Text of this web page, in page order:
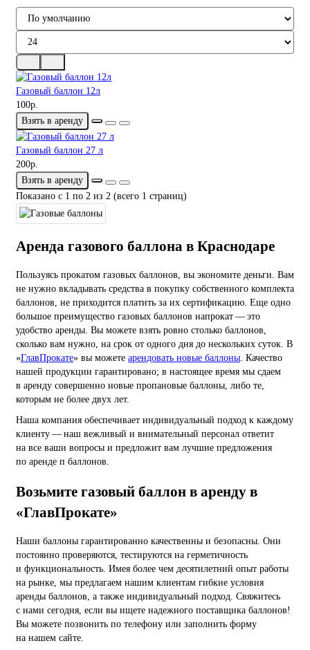
Газовый баллон 12л
100р.
Взять в аренду
Газовый баллон 27 л
200р.
Взять в аренду
Показано с 1 по 2 из 2 (всего 1 страниц)
Аренда газового баллона в Краснодаре
Пользуясь прокатом газовых баллонов, вы экономите деньги. Вам
не нужно вкладывать средства в покупку собственного комплекта
баллонов, не приходится платить за их сертификацию. Еще одно
большое преимущество газовых баллонов напрокат — это
удобство аренды. Вы можете взять ровно столько баллонов,
сколько вам нужно, на срок от одного дня до нескольких суток. В
«ГлавПрокате» вы можете арендовать новые баллоны. Качество
нашей продукции гарантировано; в настоящее время мы сдаем
в аренду совершенно новые пропановые баллоны, либо те,
которым не более двух лет.
Наша компания обеспечивает индивидуальный подход к каждому
клиенту — наш вежливый и внимательный персонал ответит
на все ваши вопросы и предложит вам лучшие предложения
по аренде п баллонов.
Возьмите газовый баллон в аренду в
«ГлавПрокате»
Наши баллоны гарантированно качественны и безопасны. Они
постоянно проверяются, тестируются на герметичность
и функциональность. Имея более чем десятилетний опыт работы
на рынке, мы предлагаем нашим клиентам гибкие условия
аренды баллонов, а также индивидуальный подход. Свяжитесь
с нами сегодня, если вы ищете надежного поставщика баллонов!
Вы можете позвонить по телефону или заполнить форму
на нашем сайте.